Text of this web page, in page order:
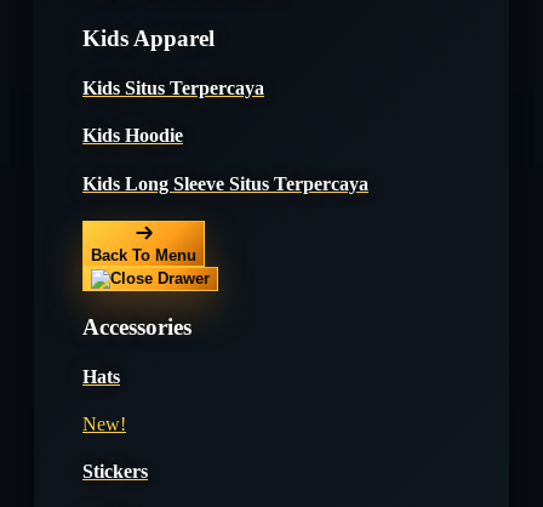
Kids Apparel
Kids Situs Terpercaya
Kids Hoodie
Kids Long Sleeve Situs Terpercaya
Back To Menu
Accessories
Hats
New!
Stickers